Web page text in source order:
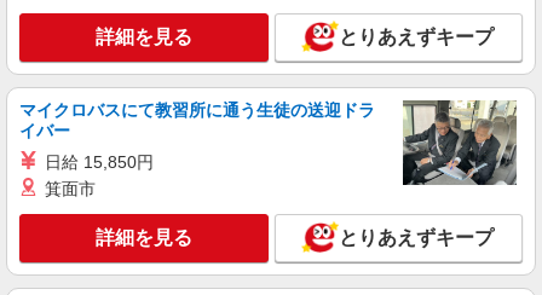
時給1400円〜 ※残業代支給 ★交通費別途支給
（規定あり） ゜+゜・。○。・゜+゜・。○。・゜
+゜ 入社祝い金10万円支給(規定有) お友達を紹介
頂くと, インセンティブ支給(規定有) ★月2回払
い・週払い可能（規程有）★ ゜・。○。・゜
鹿児島県霧島市のsoftbankショップ
詳細を見る
紹介予定派遣
株式会社シエロ
スマホ携帯販売【ソフトバンク】
月給231500円〜256500円（経験・能力によ
る） ※上記金額に時間外手当/インセンティブが加
詳細を見る とりあえずキープ
マイクロバスにて教習所に通う生徒の送迎ドラ
イバー
日給 15,850円
箕面市
詳細を見る とりあえずキープ